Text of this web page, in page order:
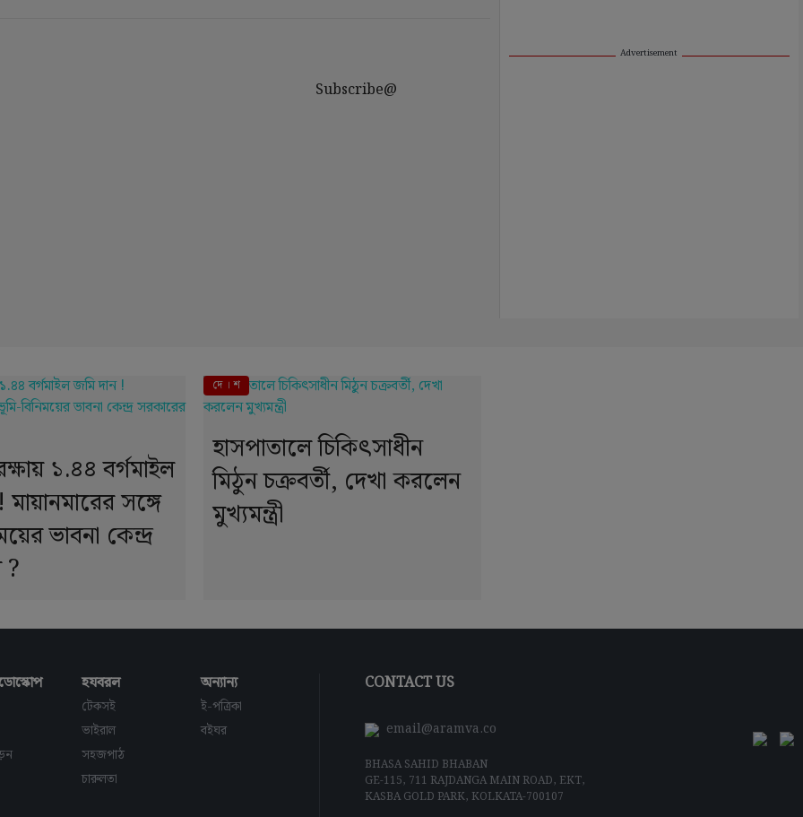
Subscribe@
Advertisement
১.৪৪ বর্গমাইল
সঙ্গে
ভাবনা কেন্দ্র
দে । শ
হাসপাতালে চিকিৎসাধীন
মিঠুন চক্রবর্তী, দেখা করলেন
মুখ্যমন্ত্রী
হযবরল
টেকসই
ভাইরাল
সহজপাঠ
চারুলতা
অন্যান্য
ই-পত্রিকা
বইঘর
CONTACT US
email@aramva.co
BHASA SAHID BHABAN
GE-115, 711 RAJDANGA MAIN ROAD, EKT,
KASBA GOLD PARK, KOLKATA-700107